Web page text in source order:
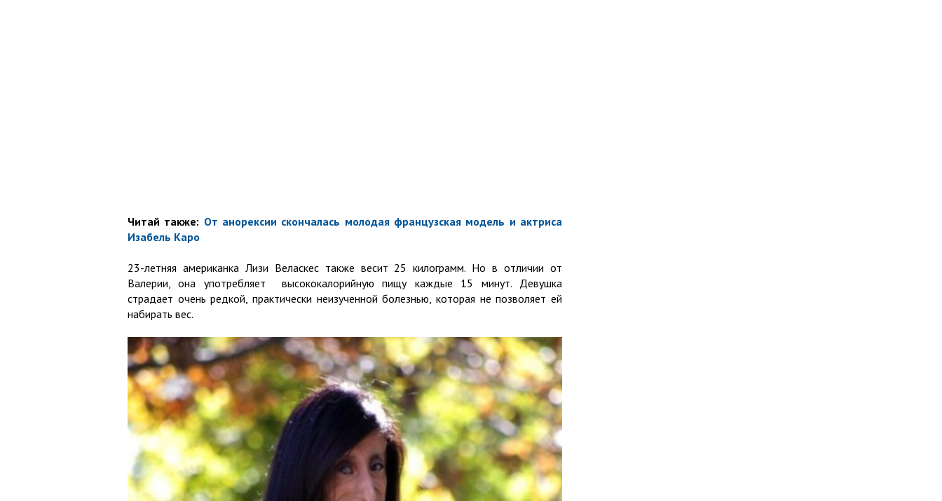
Читай также: От анорексии скончалась молодая французская модель и актриса
Изабель Каро
23-летняя американка Лизи Веласкес также весит 25 килограмм. Но в отличии от
Валерии, она употребляет высококалорийную пищу каждые 15 минут. Девушка
страдает очень редкой, практически неизученной болезнью, которая не позволяет ей
набирать вес.